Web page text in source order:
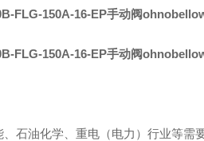
FLG-150A-16-EP手动阀
FLG-150A-16-EP手动阀
、石油化学、重电（电力）行业等需